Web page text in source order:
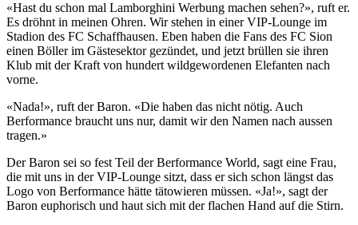
«Hast du schon mal Lamborghini Werbung machen sehen?», ruft er.
Es dröhnt in meinen Ohren. Wir stehen in einer VIP-Lounge im
Stadion des FC Schaffhausen. Eben haben die Fans des FC Sion
einen Böller im Gästesektor gezündet, und jetzt brüllen sie ihren
Klub mit der Kraft von hundert wildgewordenen Elefanten nach
vorne.
«Nada!», ruft der Baron. «Die haben das nicht nötig. Auch
Berformance braucht uns nur, damit wir den Namen nach aussen
tragen.»
Der Baron sei so fest Teil der Berformance World, sagt eine Frau,
die mit uns in der VIP-Lounge sitzt, dass er sich schon längst das
Logo von Berformance hätte tätowieren müssen. «Ja!», sagt der
Baron euphorisch und haut sich mit der flachen Hand auf die Stirn.